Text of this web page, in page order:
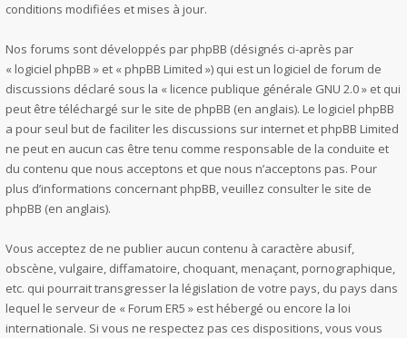
conditions modifiées et mises à jour.
Nos forums sont développés par phpBB (désignés ci-après par
« logiciel phpBB » et « phpBB Limited ») qui est un logiciel de forum de
discussions déclaré sous la « licence publique générale GNU 2.0» et qui
peut être téléchargé sur le site de phpBB (en anglais). Le logiciel phpBB
a pour seul but de faciliter les discussions sur internet et phpBB Limited
ne peut en aucun cas être tenu comme responsable de la conduite et
du contenu que nous acceptons et que nous n’acceptons pas. Pour
plus d’informations concernant phpBB, veuillez consulter le site de
phpBB (en anglais).
Vous acceptez de ne publier aucun contenu à caractère abusif,
obscène, vulgaire, diffamatoire, choquant, menaçant, pornographique,
etc. qui pourrait transgresser la législation de votre pays, du pays dans
lequel le serveur de « Forum ER5 » est hébergé ou encore la loi
internationale. Si vous ne respectez pas ces dispositions, vous vous